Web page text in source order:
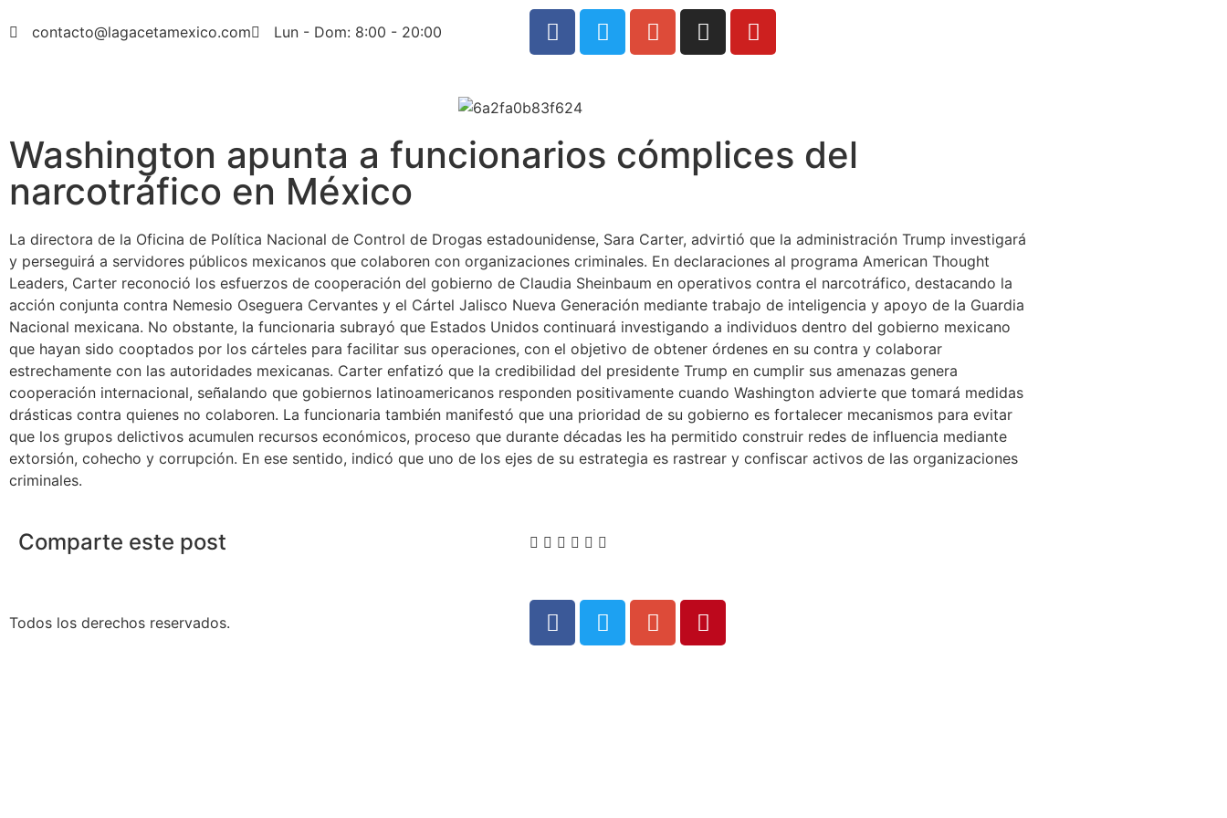
contacto@lagacetamexico.com Lun - Dom: 8:00 - 20:00
Washington apunta a funcionarios cómplices del
narcotráfico en México
La directora de la Oficina de Política Nacional de Control de Drogas estadounidense, Sara Carter, advirtió que la administración Trump investigará
y perseguirá a servidores públicos mexicanos que colaboren con organizaciones criminales. En declaraciones al programa American Thought
Leaders, Carter reconoció los esfuerzos de cooperación del gobierno de Claudia Sheinbaum en operativos contra el narcotráfico, destacando la
acción conjunta contra Nemesio Oseguera Cervantes y el Cártel Jalisco Nueva Generación mediante trabajo de inteligencia y apoyo de la Guardia
Nacional mexicana. No obstante, la funcionaria subrayó que Estados Unidos continuará investigando a individuos dentro del gobierno mexicano
que hayan sido cooptados por los cárteles para facilitar sus operaciones, con el objetivo de obtener órdenes en su contra y colaborar
estrechamente con las autoridades mexicanas. Carter enfatizó que la credibilidad del presidente Trump en cumplir sus amenazas genera
cooperación internacional, señalando que gobiernos latinoamericanos responden positivamente cuando Washington advierte que tomará medidas
drásticas contra quienes no colaboren. La funcionaria también manifestó que una prioridad de su gobierno es fortalecer mecanismos para evitar
que los grupos delictivos acumulen recursos económicos, proceso que durante décadas les ha permitido construir redes de influencia mediante
extorsión, cohecho y corrupción. En ese sentido, indicó que uno de los ejes de su estrategia es rastrear y confiscar activos de las organizaciones
criminales.
Comparte este post
Todos los derechos reservados.